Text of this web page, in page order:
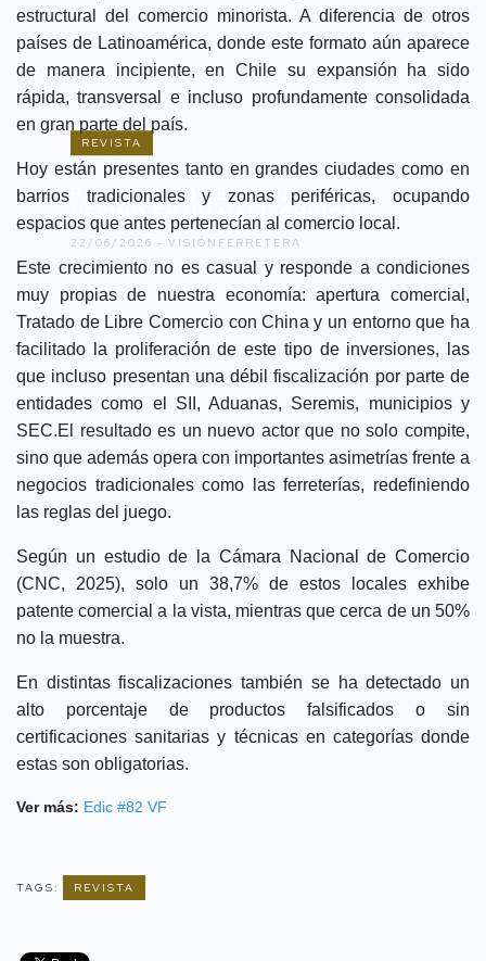
REVISTA
P22 / PUNTO FERRETERO / ¡MI
VECINO ES UN MALL CHINO!
22/06/2026 - VISIÓNFERRETERA
estructural del comercio minorista. A diferencia de otros
países de Latinoamérica, donde este formato aún aparece
de manera incipiente, en Chile su expansión ha sido
rápida, transversal e incluso profundamente consolidada
en gran parte del país.
Hoy están presentes tanto en grandes ciudades como en
barrios tradicionales y zonas periféricas, ocupando
espacios que antes pertenecían al comercio local.
Este crecimiento no es casual y responde a condiciones
muy propias de nuestra economía: apertura comercial,
Tratado de Libre Comercio con China y un entorno que ha
facilitado la proliferación de este tipo de inversiones, las
que incluso presentan una débil fiscalización por parte de
entidades como el SII, Aduanas, Seremis, municipios y
SEC.El resultado es un nuevo actor que no solo compite,
sino que además opera con importantes asimetrías frente a
negocios tradicionales como las ferreterías, redefiniendo
las reglas del juego.
Según un estudio de la Cámara Nacional de Comercio
(CNC, 2025), solo un 38,7% de estos locales exhibe
patente comercial a la vista, mientras que cerca de un 50%
no la muestra.
En distintas fiscalizaciones también se ha detectado un
alto porcentaje de productos falsificados o sin
certificaciones sanitarias y técnicas en categorías donde
estas son obligatorias.
Ver más: Edic #82 VF
TAGS: REVISTA